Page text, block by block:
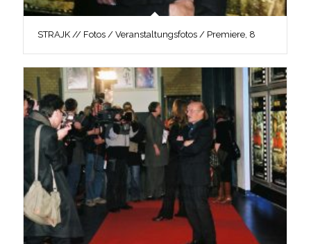
STRAJK // Fotos / Veranstaltungsfotos / Premiere, 8